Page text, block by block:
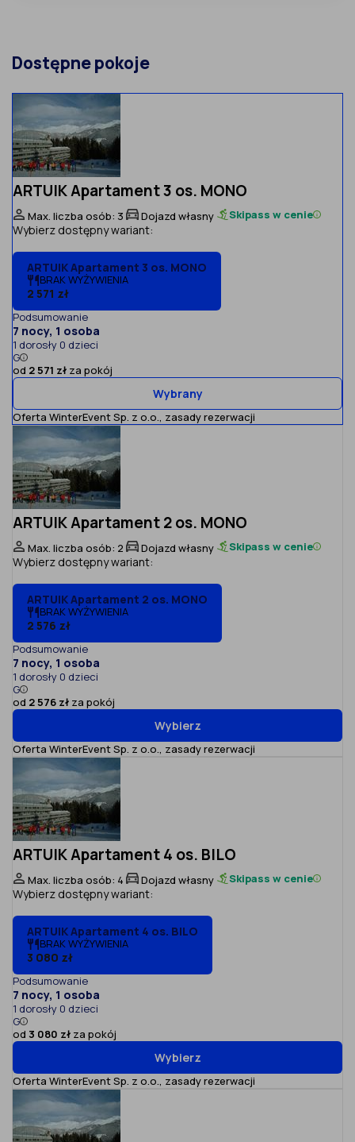
Dostępne pokoje
ARTUIK Apartament 3 os. MONO
Max. liczba osób: 3 Dojazd własny Skipass w cenie
Wybierz dostępny wariant:
ARTUIK Apartament 3 os. MONO
BRAK WYŻYWIENIA
2 571 zł
Podsumowanie
7 nocy, 1 osoba
1 dorosły 0 dzieci
G
od 2 571 zł za pokój
Wybrany
Oferta WinterEvent Sp. z o.o., zasady rezerwacji
ARTUIK Apartament 2 os. MONO
Max. liczba osób: 2 Dojazd własny Skipass w cenie
Wybierz dostępny wariant:
ARTUIK Apartament 2 os. MONO
BRAK WYŻYWIENIA
2 576 zł
Podsumowanie
7 nocy, 1 osoba
1 dorosły 0 dzieci
G
od 2 576 zł za pokój
Wybierz
Oferta WinterEvent Sp. z o.o., zasady rezerwacji
ARTUIK Apartament 4 os. BILO
Max. liczba osób: 4 Dojazd własny Skipass w cenie
Wybierz dostępny wariant:
ARTUIK Apartament 4 os. BILO
BRAK WYŻYWIENIA
3 080 zł
Podsumowanie
7 nocy, 1 osoba
1 dorosły 0 dzieci
G
od 3 080 zł za pokój
Wybierz
Oferta WinterEvent Sp. z o.o., zasady rezerwacji